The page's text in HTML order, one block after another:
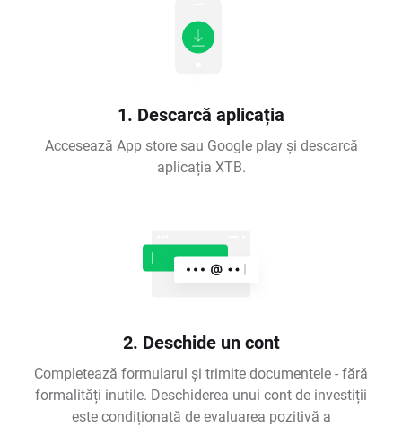
1. Descarcă aplicația
Accesează App store sau Google play și descarcă
aplicația XTB.
2. Deschide un cont
Completează formularul și trimite documentele - fără
formalități inutile. Deschiderea unui cont de investiții
este condiționată de evaluarea pozitivă a